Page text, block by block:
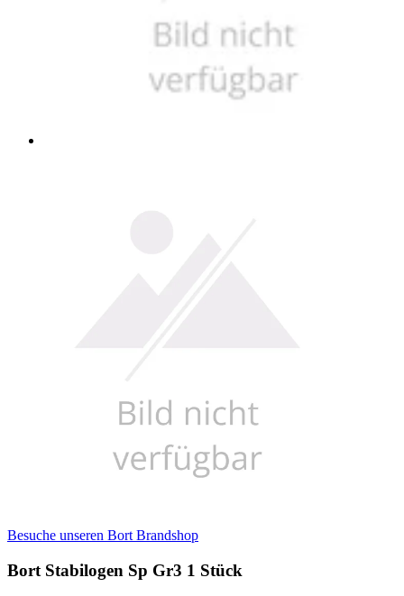
Besuche unseren Bort Brandshop
Bort Stabilogen Sp Gr3 1 Stück